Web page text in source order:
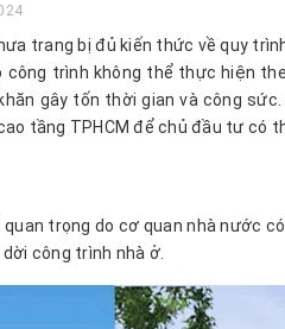
trang bị đủ kiến thức về quy
trình không thể thực hiện
gây tốn thời gian và công
tầng TPHCM để chủ đầu tư có
trọng do cơ quan nhà nước
công trình nhà ở.